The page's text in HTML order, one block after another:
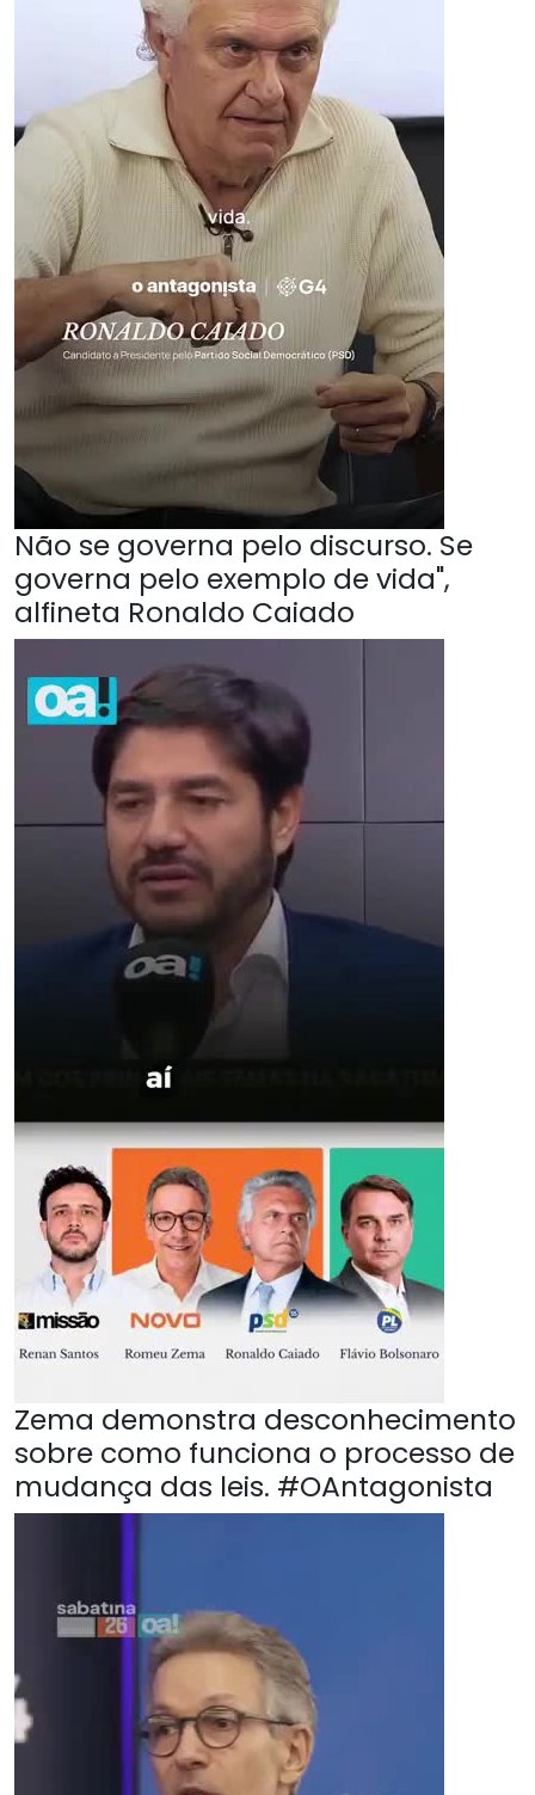
Não se governa pelo discurso. Se
governa pelo exemplo de vida",
alfineta Ronaldo Caiado
Zema demonstra desconhecimento
sobre como funciona o processo de
mudança das leis. #OAntagonista